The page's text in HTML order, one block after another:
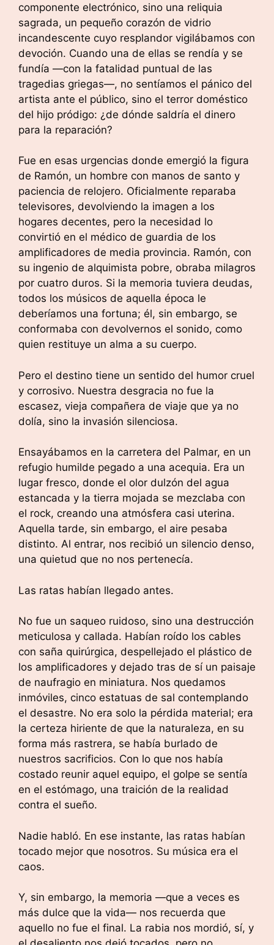
componente electrónico, sino una reliquia
sagrada, un pequeño corazón de vidrio
incandescente cuyo resplandor vigilábamos con
devoción. Cuando una de ellas se rendía y se
fundía —con la fatalidad puntual de las
tragedias griegas—, no sentíamos el pánico del
artista ante el público, sino el terror doméstico
del hijo pródigo: ¿de dónde saldría el dinero
para la reparación?
Fue en esas urgencias donde emergió la figura
de Ramón, un hombre con manos de santo y
paciencia de relojero. Oficialmente reparaba
televisores, devolviendo la imagen a los
hogares decentes, pero la necesidad lo
convirtió en el médico de guardia de los
amplificadores de media provincia. Ramón, con
su ingenio de alquimista pobre, obraba milagros
por cuatro duros. Si la memoria tuviera deudas,
todos los músicos de aquella época le
deberíamos una fortuna; él, sin embargo, se
conformaba con devolvernos el sonido, como
quien restituye un alma a su cuerpo.
Pero el destino tiene un sentido del humor cruel
y corrosivo. Nuestra desgracia no fue la
escasez, vieja compañera de viaje que ya no
dolía, sino la invasión silenciosa.
Ensayábamos en la carretera del Palmar, en un
refugio humilde pegado a una acequia. Era un
lugar fresco, donde el olor dulzón del agua
estancada y la tierra mojada se mezclaba con
el rock, creando una atmósfera casi uterina.
Aquella tarde, sin embargo, el aire pesaba
distinto. Al entrar, nos recibió un silencio denso,
una quietud que no nos pertenecía.
Las ratas habían llegado antes.
No fue un saqueo ruidoso, sino una destrucción
meticulosa y callada. Habían roído los cables
con saña quirúrgica, despellejado el plástico de
los amplificadores y dejado tras de sí un paisaje
de naufragio en miniatura. Nos quedamos
inmóviles, cinco estatuas de sal contemplando
el desastre. No era solo la pérdida material; era
la certeza hiriente de que la naturaleza, en su
forma más rastrera, se había burlado de
nuestros sacrificios. Con lo que nos había
costado reunir aquel equipo, el golpe se sentía
en el estómago, una traición de la realidad
contra el sueño.
Nadie habló. En ese instante, las ratas habían
tocado mejor que nosotros. Su música era el
caos.
Y, sin embargo, la memoria —que a veces es
más dulce que la vida— nos recuerda que
aquello no fue el final. La rabia nos mordió, sí, y